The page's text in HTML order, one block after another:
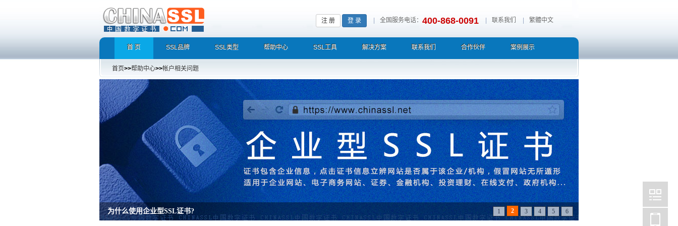
注 册 登 录 全国服务电话： 400-868-0091 联系我们 繁體中文
首 页 SSL品牌 SSL类型 帮助中心 SSL工具 解决方案 联系我们 合作伙伴 案例展示
首页>>帮助中心>>帐户相关问题
为什么使用企业型SSL证书? 1 2 3 4 5 6